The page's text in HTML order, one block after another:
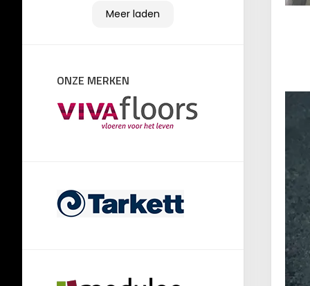
weerhield hem niet om
Meer laden
ONZE MERKEN